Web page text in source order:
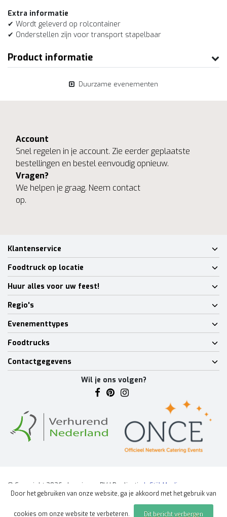
Extra informatie
✔ Wordt geleverd op rolcontainer
✔ Onderstellen zijn voor transport stapelbaar
Product informatie
Duurzame evenementen
Account
Snel regelen in je account. Zie eerder geplaatste
bestellingen en bestel eenvoudig opnieuw.
Vragen?
We helpen je graag. Neem contact
op.
Klantenservice
Foodtruck op locatie
Huur alles voor uw feest!
Regio's
Evenementtypes
Foodtrucks
Contactgegevens
Wil je ons volgen?
© Copyright 2026 - Lumineux BV | Realisatie
InStijl Media
Algemene voorwaarden|Disclaimer|Privacy Policy|Sitemap |
Door het gebruiken van onze website, ga je akkoord met het gebruik van
cookies om onze website te verbeteren. Dit bericht verbergen